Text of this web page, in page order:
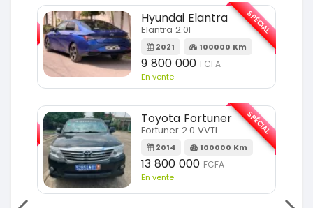
Hyundai Elantra
Elantra 2.0l
2021 100000 Km
9 800 000 FCFA
En vente
SPÉCIAL
Toyota Fortuner
Fortuner 2.0 VVTI
2014 100000 Km
13 800 000 FCFA
En vente
SPÉCIAL